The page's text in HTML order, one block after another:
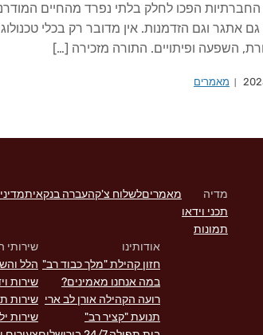
הפכו לחלק בלתי נפרד מהחיים
גם אתגר וגם הזדמנות. אין מדובר רק בכלי
השפעה ופיתויים. התורה מזכירה […]
מאמרים
העברה בנקאיתלשלוח צ'קמאמרים
מדיה
תכני וידאו
תמונות
שירותי
הלל
שירות
שירות
שירות
אודותינו
חזון קהילת "מלך כבוד רב"
במה אנחנו מאמינים?
רועה הקהילה אורן לב ארי
תנועת "קציר רב"